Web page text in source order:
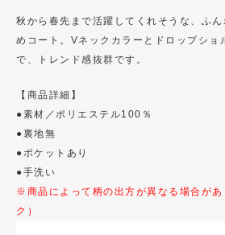
秋から春先まで活躍してくれそうな、ふ
めコート。Vネックカラーとドロップショ
で、トレンド感抜群です。
【商品詳細】
●素材／ポリエステル100％
●裏地無
●ポケットあり
●手洗い
※商品によって柄の出方が異なる場合があ
ク）